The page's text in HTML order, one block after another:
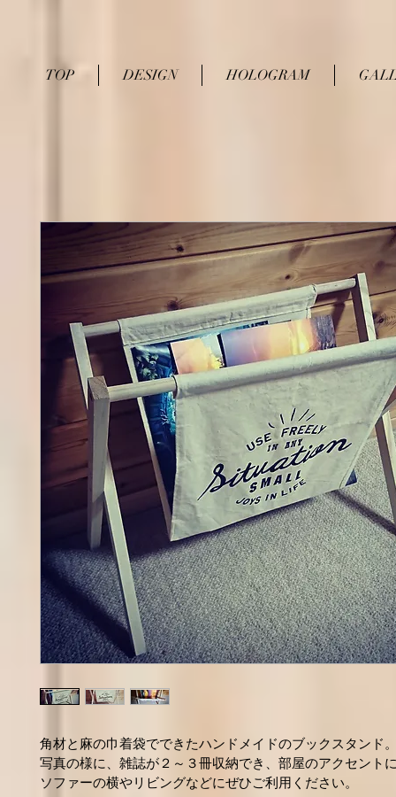
TOP DESIGN HOLOGRAM
角材と麻の巾着袋でできたハンドメイドのブックスタンド
写真の様に、雑誌が２～３冊収納でき、部屋のアクセント
ソファーの横やリビングなどにぜひご利用ください。